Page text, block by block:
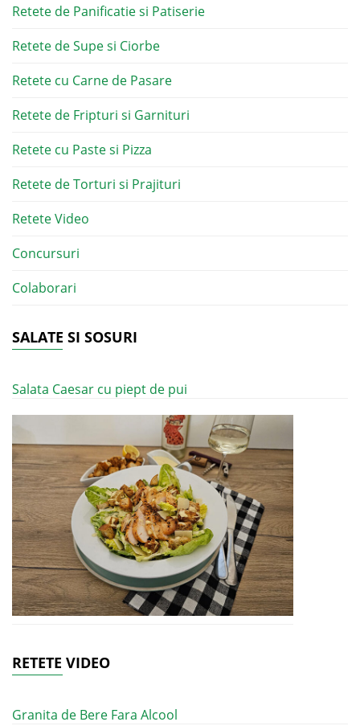
Retete de Panificatie si Patiserie
Retete de Supe si Ciorbe
Retete cu Carne de Pasare
Retete de Fripturi si Garnituri
Retete cu Paste si Pizza
Retete de Torturi si Prajituri
Retete Video
Concursuri
Colaborari
SALATE SI SOSURI
Salata Caesar cu piept de pui
RETETE VIDEO
Granita de Bere Fara Alcool